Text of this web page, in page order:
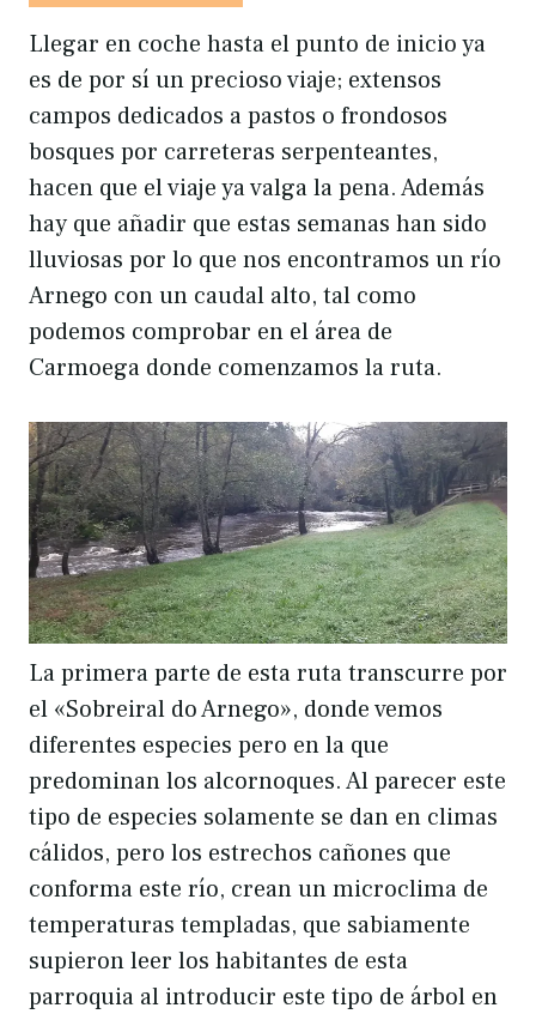
Llegar en coche hasta el punto de inicio ya
es de por sí un precioso viaje; extensos
campos dedicados a pastos o frondosos
bosques por carreteras serpenteantes,
hacen que el viaje ya valga la pena. Además
hay que añadir que estas semanas han sido
lluviosas por lo que nos encontramos un río
Arnego con un caudal alto, tal como
podemos comprobar en el área de
Carmoega donde comenzamos la ruta.
La primera parte de esta ruta transcurre por
el «Sobreiral do Arnego», donde vemos
diferentes especies pero en la que
predominan los alcornoques. Al parecer este
tipo de especies solamente se dan en climas
cálidos, pero los estrechos cañones que
conforma este río, crean un microclima de
temperaturas templadas, que sabiamente
supieron leer los habitantes de esta
parroquia al introducir este tipo de árbol en